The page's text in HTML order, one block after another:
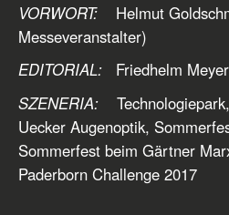
VORWORT:
Helmut
Messeveranstalter)
EDITORIAL: Friedhelm Meyer
SZENERIA:
Uecker Augenoptik,
Sommerfest beim Gärtner
Paderborn Challenge 2017